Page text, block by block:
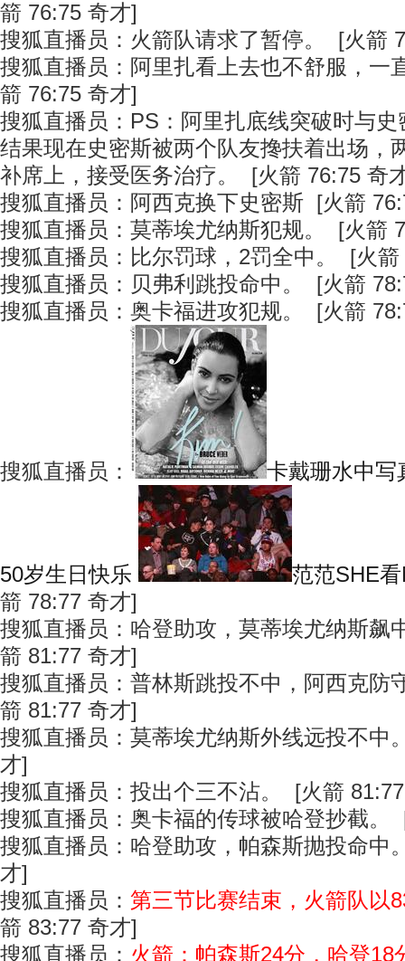
箭 76:75 奇才]
搜狐直播员：火箭队请求了暂停。 [火箭
搜狐直播员：阿里扎看上去也不舒服，一
箭 76:75 奇才]
搜狐直播员：PS：阿里扎底线突破时与
结果现在史密斯被两个队友搀扶着出场，
补席上，接受医务治疗。 [火箭 76:75 奇
搜狐直播员：阿西克换下史密斯 [火箭
搜狐直播员：莫蒂埃尤纳斯犯规。 [火箭
搜狐直播员：比尔罚球，2罚全中。 [火箭
搜狐直播员：贝弗利跳投命中。 [火箭
搜狐直播员：奥卡福进攻犯规。 [火箭
搜狐直播员： 卡戴珊水中写
50岁生日快乐
范范SHE
箭 78:77 奇才]
搜狐直播员：哈登助攻，莫蒂埃尤纳斯飙
箭 81:77 奇才]
搜狐直播员：普林斯跳投不中，阿西克防
箭 81:77 奇才]
搜狐直播员：莫蒂埃尤纳斯外线远投不中
才]
搜狐直播员：投出个三不沾。 [火箭
搜狐直播员：奥卡福的传球被哈登抄截。
搜狐直播员：哈登助攻，帕森斯抛投命中
才]
搜狐直播员： 第三节比赛结束，火箭队以
箭 83:77 奇才]
搜狐直播员： 火箭：帕森斯24分，哈登18